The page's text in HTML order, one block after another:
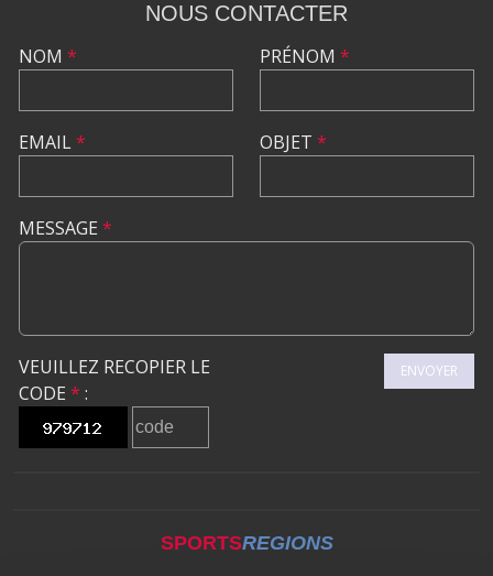
NOUS CONTACTER
NOM *
EMAIL*
PRÉNOM *
OBJET *
MESSAGE *
VEUILLEZ RECOPIER LE
CODE * :
ENVOYER
SPORTSREGIONS